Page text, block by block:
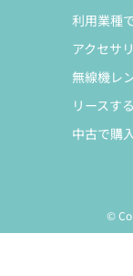
利用業種
アクセサ
無線機レ
リースす
中古で購
©